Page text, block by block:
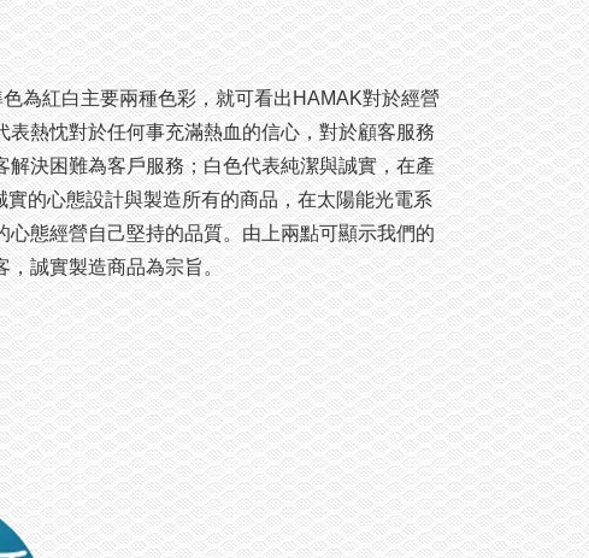
為紅白主要兩種色彩，就可看出HAMAK對於經營
表熱忱對於任何事充滿熱血的信心，對於顧客服務
解決困難為客戶服務；白色代表純潔與誠實，在產
的心態設計與製造所有的商品，在太陽能光電系
心態經營自己堅持的品質。由上兩點可顯示我們的
，誠實製造商品為宗旨。